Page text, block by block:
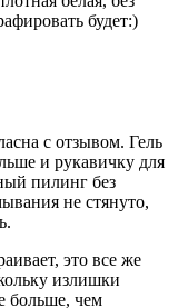
будет:)
с отзывом. Гель
и рукавичку для
пилинг без
не стянуто,
это все же
излишки
больше, чем